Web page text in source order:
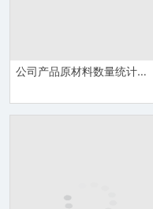
公司产品原材料数量统计库存管理报表Excel模板